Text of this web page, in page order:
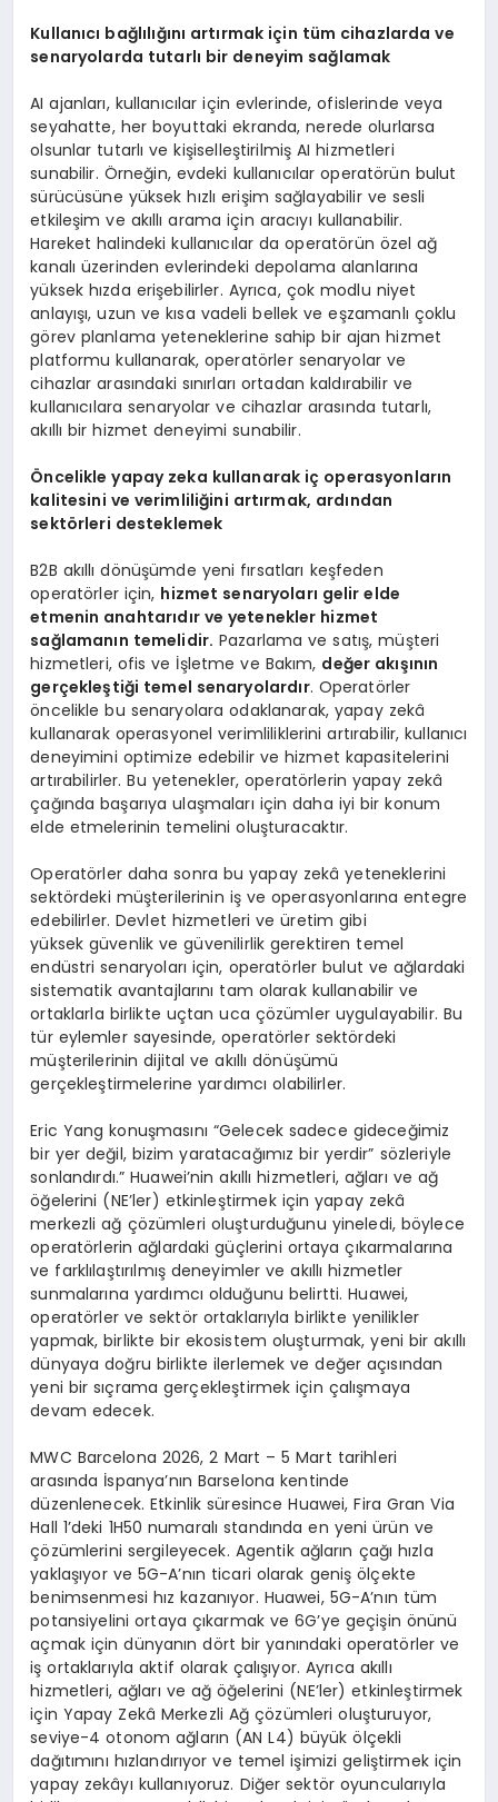
Kullanıcı bağlılığını artırmak için tüm cihazlarda ve
senaryolarda tutarlı bir deneyim sağlamak
AI ajanları, kullanıcılar için evlerinde, ofislerinde veya
seyahatte, her boyuttaki ekranda, nerede olurlarsa
olsunlar tutarlı ve kişiselleştirilmiş AI hizmetleri
sunabilir. Örneğin, evdeki kullanıcılar operatörün bulut
sürücüsüne yüksek hızlı erişim sağlayabilir ve sesli
etkileşim ve akıllı arama için aracıyı kullanabilir.
Hareket halindeki kullanıcılar da operatörün özel ağ
kanalı üzerinden evlerindeki depolama alanlarına
yüksek hızda erişebilirler. Ayrıca, çok modlu niyet
anlayışı, uzun ve kısa vadeli bellek ve eşzamanlı çoklu
görev planlama yeteneklerine sahip bir ajan hizmet
platformu kullanarak, operatörler senaryolar ve
cihazlar arasındaki sınırları ortadan kaldırabilir ve
kullanıcılara senaryolar ve cihazlar arasında tutarlı,
akıllı bir hizmet deneyimi sunabilir.
Öncelikle yapay zeka kullanarak iç operasyonların
kalitesini ve verimliliğini artırmak, ardından
sektörleri desteklemek
B2B akıllı dönüşümde yeni fırsatları keşfeden
operatörler için, hizmet senaryoları gelir elde
etmenin anahtarıdır ve yetenekler hizmet
sağlamanın temelidir. Pazarlama ve satış, müşteri
hizmetleri, ofis ve İşletme ve Bakım, değer akışının
gerçekleştiği temel senaryolardır. Operatörler
öncelikle bu senaryolara odaklanarak, yapay zekâ
kullanarak operasyonel verimliliklerini artırabilir, kullanıcı
deneyimini optimize edebilir ve hizmet kapasitelerini
artırabilirler. Bu yetenekler, operatörlerin yapay zekâ
çağında başarıya ulaşmaları için daha iyi bir konum
elde etmelerinin temelini oluşturacaktır.
Operatörler daha sonra bu yapay zekâ yeteneklerini
sektördeki müşterilerinin iş ve operasyonlarına entegre
edebilirler. Devlet hizmetleri ve üretim gibi
yüksek güvenlik ve güvenilirlik gerektiren temel
endüstri senaryoları için, operatörler bulut ve ağlardaki
sistematik avantajlarını tam olarak kullanabilir ve
ortaklarla birlikte uçtan uca çözümler uygulayabilir. Bu
tür eylemler sayesinde, operatörler sektördeki
müşterilerinin dijital ve akıllı dönüşümü
gerçekleştirmelerine yardımcı olabilirler.
Eric Yang konuşmasını “Gelecek sadece gideceğimiz
bir yer değil, bizim yaratacağımız bir yerdir” sözleriyle
sonlandırdı.” Huawei’nin akıllı hizmetleri, ağları ve ağ
öğelerini (NE’ler) etkinleştirmek için yapay zekâ
merkezli ağ çözümleri oluşturduğunu yineledi, böylece
operatörlerin ağlardaki güçlerini ortaya çıkarmalarına
ve farklılaştırılmış deneyimler ve akıllı hizmetler
sunmalarına yardımcı olduğunu belirtti. Huawei,
operatörler ve sektör ortaklarıyla birlikte yenilikler
yapmak, birlikte bir ekosistem oluşturmak, yeni bir akıllı
dünyaya doğru birlikte ilerlemek ve değer açısından
yeni bir sıçrama gerçekleştirmek için çalışmaya
devam edecek.
MWC Barcelona 2026, 2 Mart – 5 Mart tarihleri
arasında İspanya’nın Barselona kentinde
düzenlenecek. Etkinlik süresince Huawei, Fira Gran Via
Hall 1’deki 1H50 numaralı standında en yeni ürün ve
çözümlerini sergileyecek. Agentik ağların çağı hızla
yaklaşıyor ve 5G-A’nın ticari olarak geniş ölçekte
benimsenmesi hız kazanıyor. Huawei, 5G-A’nın tüm
potansiyelini ortaya çıkarmak ve 6G’ye geçişin önünü
açmak için dünyanın dört bir yanındaki operatörler ve
iş ortaklarıyla aktif olarak çalışıyor. Ayrıca akıllı
hizmetleri, ağları ve ağ öğelerini (NE’ler) etkinleştirmek
için Yapay Zekâ Merkezli Ağ çözümleri oluşturuyor,
seviye-4 otonom ağların (AN L4) büyük ölçekli
dağıtımını hızlandırıyor ve temel işimizi geliştirmek için
yapay zekâyı kullanıyoruz. Diğer sektör oyuncularıyla